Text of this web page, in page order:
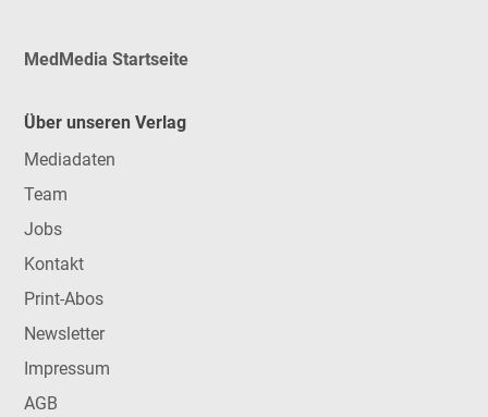
MedMedia Startseite
Über unseren Verlag
Mediadaten
Team
Jobs
Kontakt
Print-Abos
Newsletter
Impressum
AGB